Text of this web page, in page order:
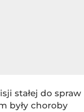
stałej do spraw
były choroby